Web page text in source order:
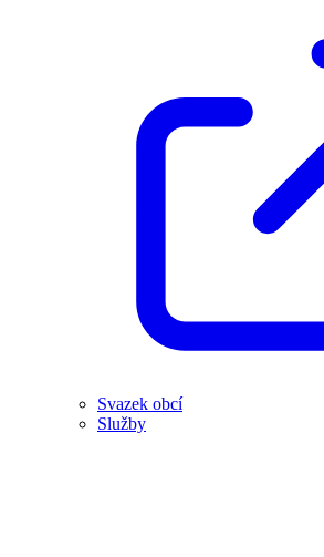
Svazek obcí
Služby